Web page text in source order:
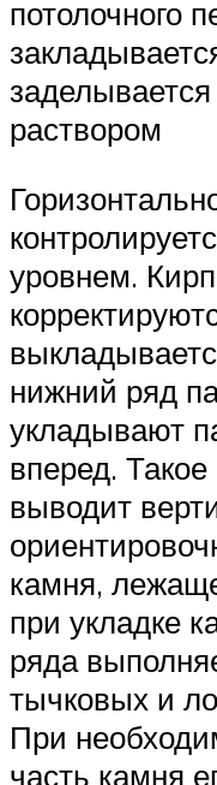
потолочного
раствором
уровнем.
нижний ряд
укладывают
вперед.
выводит
камня,
при укладке
ряда
тычковых и
При
часть камня